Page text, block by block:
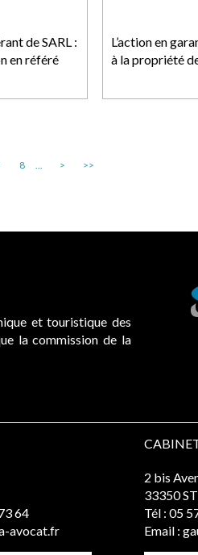
de SARL :
en référé
L’action en
à la propriété
8 ... > >>
et touristique des
la commission de la
64
avocat.fr
2 bis
33350
Tél : 05
Email :